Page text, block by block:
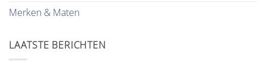
Merken & Maten
LAATSTE BERICHTEN